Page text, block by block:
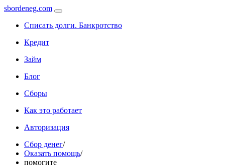
sbordeneg.com
Списать долги. Банкротство
Кредит
Займ
Блог
Сборы
Как это работает
Авторизация
Сбор денег/
Оказать помощь/
помогите